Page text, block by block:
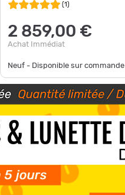
(1 )
2 859,00 €
Achat Immédiat
Neuf - Disponible sur commande